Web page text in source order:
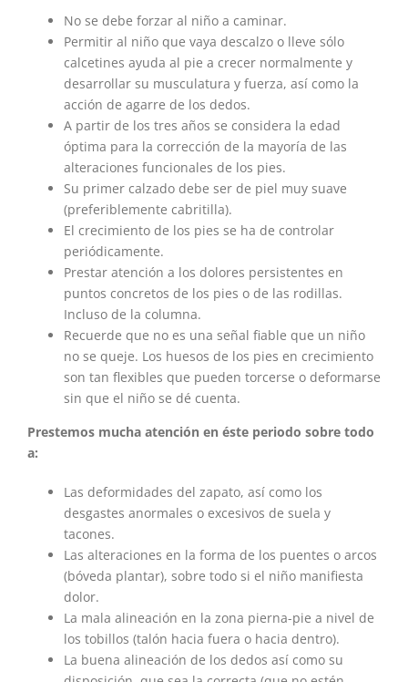
No se debe forzar al niño a caminar.
Permitir al niño que vaya descalzo o lleve sólo
calcetines ayuda al pie a crecer normalmente y
desarrollar su musculatura y fuerza, así como la
acción de agarre de los dedos.
A partir de los tres años se considera la edad
óptima para la corrección de la mayoría de las
alteraciones funcionales de los pies.
Su primer calzado debe ser de piel muy suave
(preferiblemente cabritilla).
El crecimiento de los pies se ha de controlar
periódicamente.
Prestar atención a los dolores persistentes en
puntos concretos de los pies o de las rodillas.
Incluso de la columna.
Recuerde que no es una señal fiable que un niño
no se queje. Los huesos de los pies en crecimiento
son tan flexibles que pueden torcerse o deformarse
sin que el niño se dé cuenta.
Prestemos mucha atención en éste periodo sobre todo
a:
Las deformidades del zapato, así como los
desgastes anormales o excesivos de suela y
tacones.
Las alteraciones en la forma de los puentes o arcos
(bóveda plantar), sobre todo si el niño manifiesta
dolor.
La mala alineación en la zona pierna-pie a nivel de
los tobillos (talón hacia fuera o hacia dentro).
La buena alineación de los dedos así como su